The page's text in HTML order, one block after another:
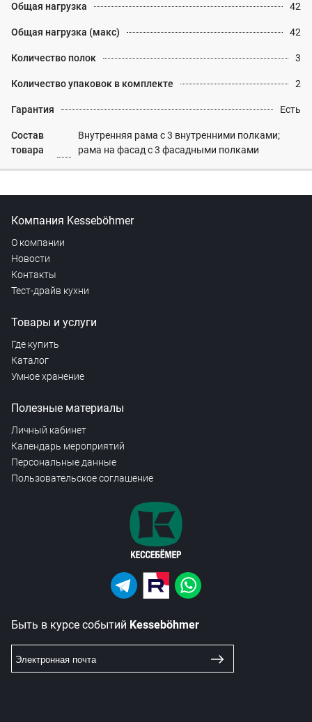
Общая нагрузка 42
Общая нагрузка (макс) 42
Количество полок 3
Количество упаковок в комплекте 2
Гарантия Есть
Состав
товара
Внутренняя рама с 3 внутренними полками;
рама на фасад с 3 фасадными полками
Компания Kesseböhmer
О компании
Новости
Контакты
Тест-драйв кухни
Товары и услуги
Где купить
Каталог
Умное хранение
Полезные материалы
Личный кабинет
Календарь мероприятий
Персональные данные
Пользовательское соглашение
Быть в курсе событий Kesseböhmer